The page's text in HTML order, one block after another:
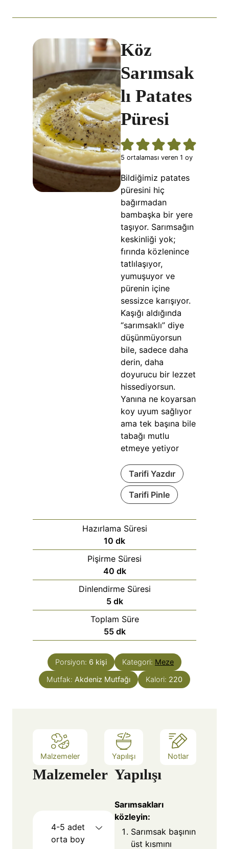
Köz
Sarımsak
lı Patates
Püresi
5 ortalaması veren 1 oy
Bildiğimiz patates
püresini hiç
bağırmadan
bambaşka bir yere
taşıyor. Sarımsağın
keskinliği yok;
fırında közlenince
tatlılaşıyor,
yumuşuyor ve
pürenin içine
sessizce karışıyor.
Kaşığı aldığında
“sarımsaklı” diye
düşünmüyorsun
bile, sadece daha
derin, daha
doyurucu bir lezzet
hissediyorsun.
Yanına ne koyarsan
koy uyum sağlıyor
ama tek başına bile
tabağı mutlu
etmeye yetiyor
Tarifi Yazdır
Tarifi Pinle
Hazırlama Süresi
10 dk
Pişirme Süresi
40 dk
Dinlendirme Süresi
5 dk
Toplam Süre
55 dk
Porsiyon: 6 kişi Kategori: Meze
Mutfak: Akdeniz Mutfağı Kalori: 220
Malzemeler Yapılışı Notlar
Malzemeler
4-5 adet
orta boy
Yapılışı
Sarımsakları
közleyin:
Sarımsak başının
üst kısmını